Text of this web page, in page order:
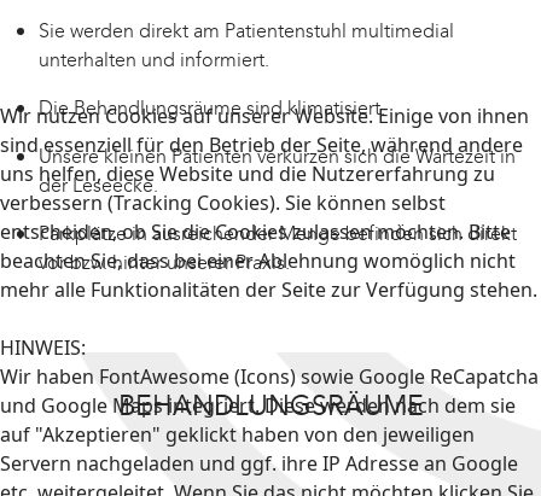
Sie werden direkt am Patientenstuhl multimedial
unterhalten und informiert.
Die Behandlungsräume sind klimatisiert.
Unsere kleinen Patienten verkürzen sich die Wartezeit in
der Leseecke.
Parkplätze in ausreichender Menge befinden sich direkt
vor bzw. hinter unserer Praxis.
BEHANDLUNGSRÄUME
Wir nutzen Cookies auf unserer Website. Einige von ihnen
sind essenziell für den Betrieb der Seite, während andere
uns helfen, diese Website und die Nutzererfahrung zu
verbessern (Tracking Cookies). Sie können selbst
entscheiden, ob Sie die Cookies zulassen möchten. Bitte
beachten Sie, dass bei einer Ablehnung womöglich nicht
mehr alle Funktionalitäten der Seite zur Verfügung stehen.
HINWEIS:
Wir haben FontAwesome (Icons) sowie Google ReCapatcha
und Google Maps integriert. Diese werden nach dem sie
auf "Akzeptieren" geklickt haben von den jeweiligen
Servern nachgeladen und ggf. ihre IP Adresse an Google